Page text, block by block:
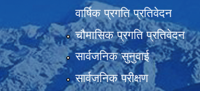
वार्षिक प्रगति प्रतिवेदन
चौमासिक प्रगति प्रतिवेदन
सार्वजनिक सुनुवाई
सार्वजनिक परीक्षण